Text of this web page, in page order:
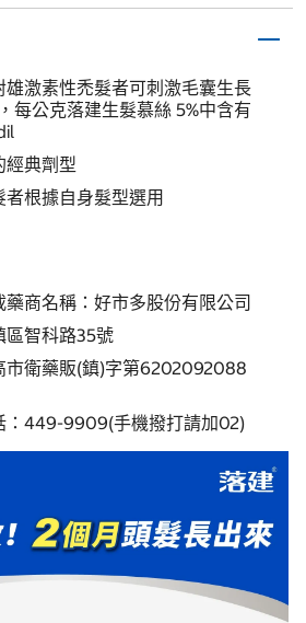
激素性禿髮者可刺激毛囊生長
每公克落建生髮慕絲 5%中含有
經典劑型
根據自身髮型選用
商名稱：好市多股份有限公司
區智科路35號
市衛藥販(鎮)字第6202092088
：449-9909(手機撥打請加02)